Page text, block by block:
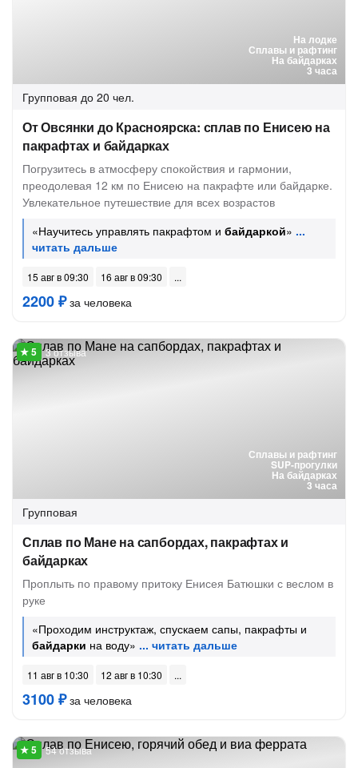
На лодке
Сплавы и рафтинг
На байдарках
3 часа
Групповая до 20 чел.
От Овсянки до Красноярска: сплав по Енисею на
пакрафтах и байдарках
Погрузитесь в атмосферу спокойствия и гармонии,
преодолевая 12 км по Енисею на пакрафте или байдарке.
Увлекательное путешествие для всех возрастов
«Научитесь управлять пакрафтом и байдаркой»
15 авг в 09:30 16 авг в 09:30
2200 ₽за человека
Сплавы и рафтинг
SUP-прогулки
На байдарках
3 часа
3 отзыва
Групповая
Сплав по Мане на сапбордах, пакрафтах и
байдарках
Проплыть по правому притоку Енисея Батюшки с веслом в
руке
«Проходим инструктаж, спускаем сапы, пакрафты и
байдарки на воду»
11 авг в 10:30 12 авг в 10:30
3100 ₽за человека
54 отзыва